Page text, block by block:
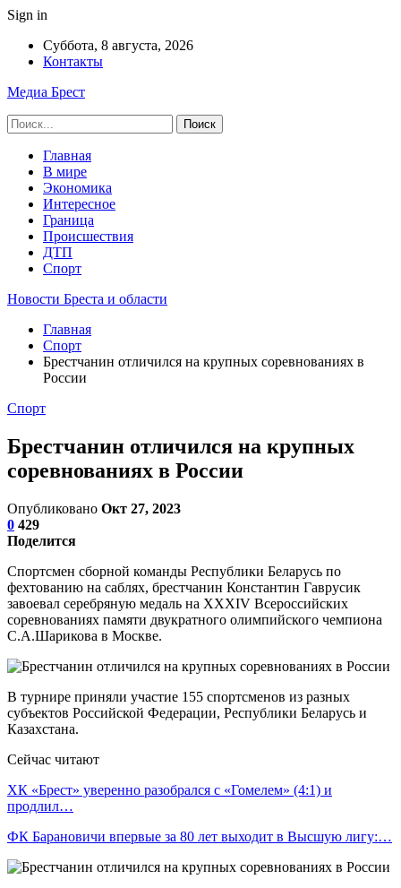
Sign in
Суббота, 8 августа, 2026
Контакты
Медиа Брест
Главная
В мире
Экономика
Интересное
Граница
Происшествия
ДТП
Спорт
Новости Бреста и области
Главная
Спорт
Брестчанин отличился на крупных соревнованиях в
России
Спорт
Брестчанин отличился на крупных
соревнованиях в России
Опубликовано Окт 27, 2023
0 429
Поделится
Спортсмен сборной команды Республики Беларусь по
фехтованию на саблях, брестчанин Константин Гаврусик
завоевал серебряную медаль на XXXIV Всероссийских
соревнованиях памяти двукратного олимпийского чемпиона
С.А.Шарикова в Москве.
В турнире приняли участие 155 спортсменов из разных
субъектов Российской Федерации, Республики Беларусь и
Казахстана.
Сейчас читают
ХК «Брест» уверенно разобрался с «Гомелем» (4:1) и
продлил…
ФК Барановичи впервые за 80 лет выходит в Высшую лигу:…